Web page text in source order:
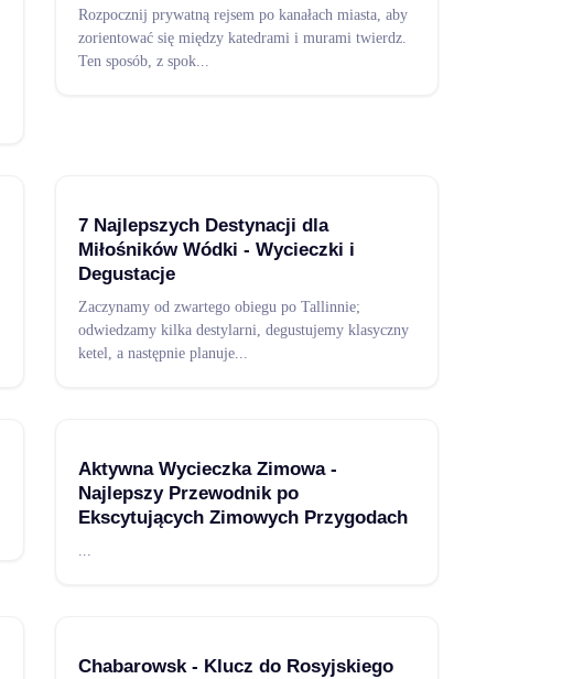
Rozpocznij prywatną rejsem po kanałach miasta, aby
zorientować się między katedrami i murami twierdz.
Ten sposób, z spok
7 Najlepszych Destynacji dla
Miłośników Wódki - Wycieczki i
Degustacje
Zaczynamy od zwartego obiegu po Tallinnie;
odwiedzamy kilka destylarni, degustujemy klasyczny
ketel, a następnie planuje...
Aktywna Wycieczka Zimowa -
Najlepszy Przewodnik po
Ekscytujących Zimowych Przygodach
...
Chabarowsk - Klucz do Rosyjskiego